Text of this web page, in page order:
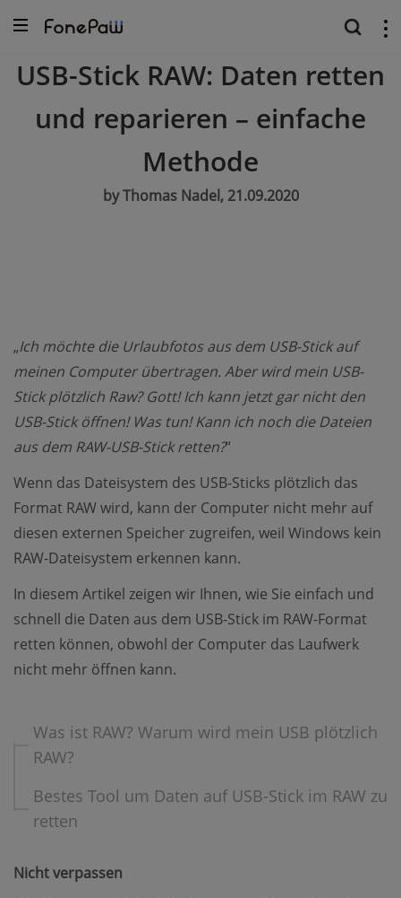
USB-Stick RAW: Daten retten
und reparieren – einfache
Methode
by Thomas Nadel, 21.09.2020
„Ich möchte die Urlaubfotos aus dem USB-Stick auf
meinen Computer übertragen. Aber wird mein USB-
Stick plötzlich Raw? Gott! Ich kann jetzt gar nicht den
USB-Stick öffnen! Was tun! Kann ich noch die Dateien
aus dem RAW-USB-Stick retten?“
Wenn das Dateisystem des USB-Sticks plötzlich das
Format RAW wird, kann der Computer nicht mehr auf
diesen externen Speicher zugreifen, weil Windows kein
RAW-Dateisystem erkennen kann.
In diesem Artikel zeigen wir Ihnen, wie Sie einfach und
schnell die Daten aus dem USB-Stick im RAW-Format
retten können, obwohl der Computer das Laufwerk
nicht mehr öffnen kann.
Was ist RAW? Warum wird mein USB plötzlich
RAW?
Bestes Tool um Daten auf USB-Stick im RAW zu
retten
Nicht verpassen